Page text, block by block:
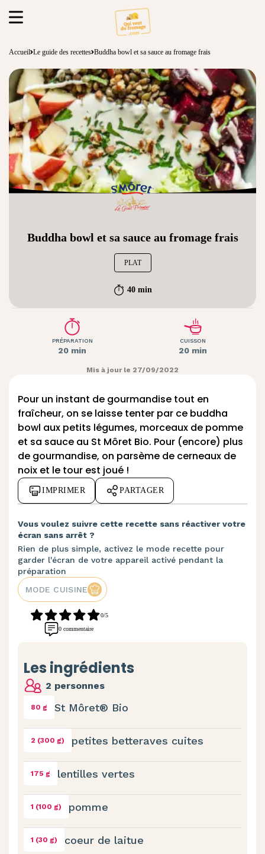
Accueil Le guide des recettes Buddha bowl et sa sauce au fromage frais
Buddha bowl et sa sauce au fromage frais
PLAT
40 min
PRÉPARATION
20 min
CUISSON
20 min
Mis à jour le 27/09/2022
Pour un instant de gourmandise tout en
fraîcheur, on se laisse tenter par ce buddha
bowl aux petits légumes, morceaux de pomme
et sa sauce au St Môret Bio. Pour (encore) plus
de gourmandise, on parsème de cerneaux de
noix et le tour est joué !
IMPRIMER PARTAGER
Vous voulez suivre cette recette sans réactiver votre
écran sans arrêt ?
Rien de plus simple, activez le mode recette pour
garder l'écran de votre appareil activé pendant la
préparation
MODE CUISINE
0/5
0 commentaire
Les ingrédients
2 personnes
80 g St Môret® Bio
2 (300 g) petites betteraves cuites
175 g lentilles vertes
1 (100 g) pomme
1 (30 g) coeur de laitue